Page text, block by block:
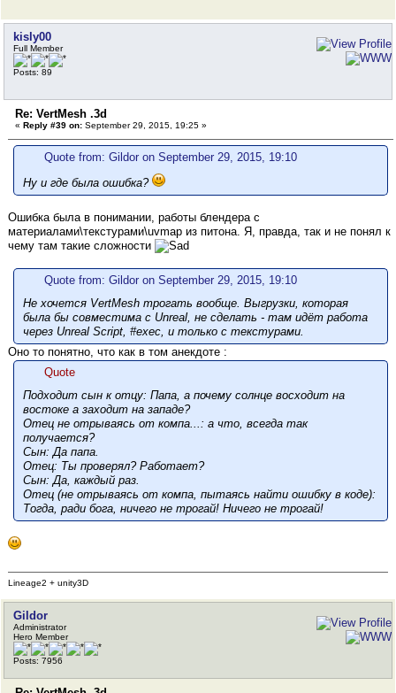
kisly00
Full Member
Posts: 89
Re: VertMesh .3d
« Reply #39 on: September 29, 2015, 19:25 »
Quote from: Gildor on September 29, 2015, 19:10
Ну и где была ошибка?
Ошибка была в понимании, работы блендера с
материалами\текстурами\uvmap из питона. Я, правда, так и не понял к
чему там такие сложности
Quote from: Gildor on September 29, 2015, 19:10
Не хочется VertMesh трогать вообще. Выгрузки, которая
была бы совместима с Unreal, не сделать - там идёт работа
через Unreal Script, #exec, и только с текстурами.
Оно то понятно, что как в том анекдоте :
Quote
Подходит сын к отцу: Папа, а почему солнце восходит на
востоке а заходит на западе?
Отец не отрываясь от компа...: а что, всегда так
получается?
Сын: Да папа.
Отец: Ты проверял? Работает?
Сын: Да, каждый раз.
Отец (не отрываясь от компа, пытаясь найти ошибку в коде):
Тогда, ради бога, ничего не трогай! Ничего не трогай!
Lineage2 + unity3D
Gildor
Administrator
Hero Member
Posts: 7956